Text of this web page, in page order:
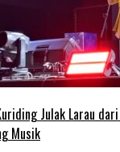
Julak Larau
Musik